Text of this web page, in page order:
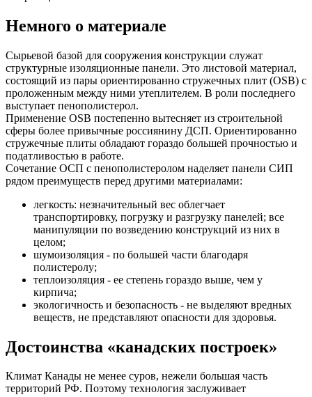
Немного о материале
Сырьевой базой для сооружения конструкции служат
структурные изоляционные панели. Это листовой материал,
состоящий из пары ориентированно стружечных плит (OSB) с
проложенным между ними утеплителем. В роли последнего
выступает пенополистерол.
Применение OSB постепенно вытесняет из строительной
сферы более привычные россиянину ДСП. Ориентированно
стружечные плиты обладают гораздо большей прочностью и
податливостью в работе.
Сочетание ОСП с пенополистеролом наделяет панели СИП
рядом преимуществ перед другими материалами:
легкость: незначительный вес облегчает
транспортировку, погрузку и разгрузку панелей; все
манипуляции по возведению конструкций из них в
целом;
шумоизоляция - по большей части благодаря
полистеролу;
теплоизоляция - ее степень гораздо выше, чем у
кирпича;
экологичность и безопасность - не выделяют вредных
веществ, не представляют опасности для здоровья.
Достоинства «канадских построек»
Климат Канады не менее суров, нежели большая часть
территорий РФ. Поэтому технология заслуживает